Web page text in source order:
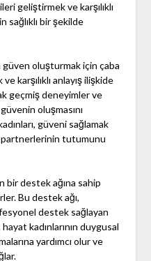
geliştirmek ve karşılıklı
sağlıklı bir şekilde
güven oluşturmak için çaba
karşılıklı anlayış ilişkide
geçmiş deneyimler ve
oluşmasını
güveni sağlamak
tutumunu
bir destek ağına sahip
Bu destek ağı,
destek sağlayan
kadınlarının duygusal
yardımcı olur ve